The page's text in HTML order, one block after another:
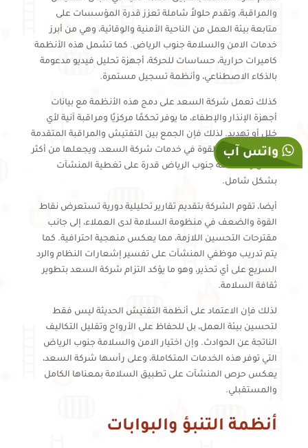
والمراقبة، وتقدم حلولاً شاملة تعزز قدرة المؤسسات على
متابعة بيئة العمل من الناحية الأمنية والوقائية، وهي من أبرز
خدمات الامن والسلامة جنوب الرياض. كما تشمل هذه الأنظمة
كاميرات حرارية، حساسات للحركة، أجهزة تحليل فيديو مدعومة
بالذكاء الاصطناعي، وأنظمة تسجيل مستمرة.
كذلك تعمل شركة السعد على دمج هذه الأنظمة مع بيانات
أجهزة الإنذار والإطفاء، ما يوفر تحكمًا مركزيًا ومراقبة آنية لأي
خلل أو تهديد. لذلك فإن الجمع بين التفتيش والمراقبة المتقدمة
يُعد أحد عوامل القوة في خدمات شركة السعد، ويجعلها من أكثر
الامن والسلامة جنوب الرياض قدرة على تغطية المنشآت
بشكل شامل.
أيضا، تقوم الشركة بتقديم تقارير تحليلية دورية تستعرض نقاط
القوة والضعف في منظومة السلامة لدى العملاء، إلى جانب
مقترحات التحسين اللازمة، مما يعكس منهجية احترافية. كما
يتم تدريب موظفي المنشآت على تفسير إشعارات النظام والرد
السريع على أي تحذير، وهو ما يؤكد التزام شركة السعد بتطوير
ثقافة السلامة.
لذلك فإن الاعتماد على أنظمة التفتيش الحديثة ليس فقط
لتحسين بيئة العمل، بل للحفاظ على الأرواح وتقليل التكاليف
الناتجة عن الحوادث. وإن اختيار الامن والسلامة جنوب الرياض
التي توفر هذه الخدمات المتكاملة، وعلى رأسها شركة السعد،
يعكس حرص المنشآت على تطبيق السلامة بمعناها الكامل
والمستقبلي.
أنظمة التنبؤ والبوابات
واتس آب